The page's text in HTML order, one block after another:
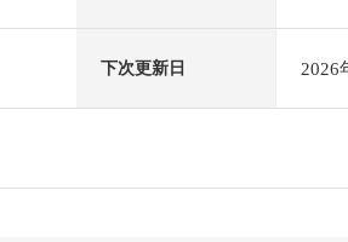
下次更新日 2026